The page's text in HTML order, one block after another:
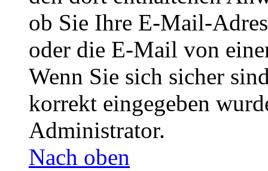
ob Sie Ihre E-Mail-
oder die E-Mail von
Wenn Sie sich sicher
korrekt eingegeben
Administrator.
Nach oben